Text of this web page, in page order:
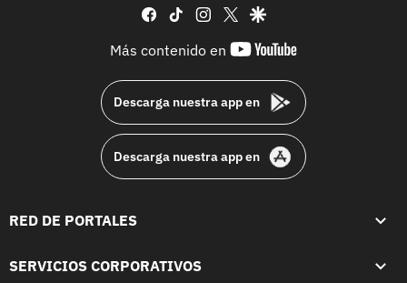
facebook
tiktok instagram
twittergoogle
Más contenido en
youtube-
Descarga nuestra app en
Descarga nuestra app en
RED DE PORTALES
SERVICIOS CORPORATIVOS